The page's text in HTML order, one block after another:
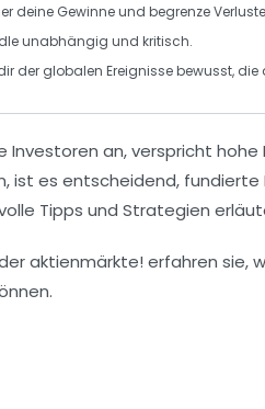
deine Gewinne und begrenze
unabhängig und kritisch.
der globalen Ereignisse bewusst,
Investoren an, verspricht
ist es entscheidend,
Tipps und Strategien